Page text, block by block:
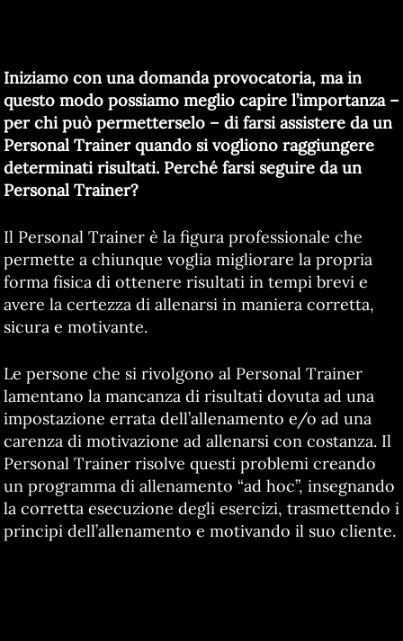
Iniziamo con una domanda provocatoria, ma in
questo modo possiamo meglio capire l’importanza –
per chi può permetterselo – di farsi assistere da un
Personal Trainer quando si vogliono raggiungere
determinati risultati. Perché farsi seguire da un
Personal Trainer?
Il Personal Trainer è la figura professionale che
permette a chiunque voglia migliorare la propria
forma fisica di ottenere risultati in tempi brevi e
avere la certezza di allenarsi in maniera corretta,
sicura e motivante.
Le persone che si rivolgono al Personal Trainer
lamentano la mancanza di risultati dovuta ad una
impostazione errata dell’allenamento e/o ad una
carenza di motivazione ad allenarsi con costanza. Il
Personal Trainer risolve questi problemi creando
un programma di allenamento “ad hoc”, insegnando
la corretta esecuzione degli esercizi, trasmettendo i
principi dell’allenamento e motivando il suo cliente.